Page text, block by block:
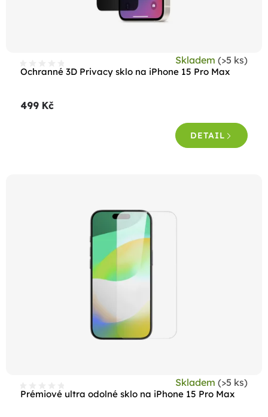
Ochranné 3D Privacy sklo na iPhone 15 Pro Max
Skladem (>5 ks)
499 Kč
DETAIL
Prémiové ultra odolné sklo na iPhone 15 Pro Max
Skladem (>5 ks)